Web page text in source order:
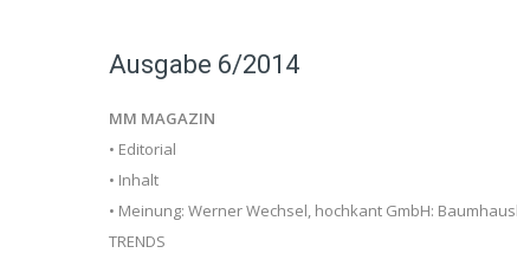
Ausgabe 6/2014
MM MAGAZIN
• Editorial
• Inhalt
• Meinung: Werner Wechsel, hochkant GmbH:
TRENDS